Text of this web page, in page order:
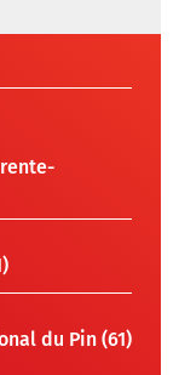
du Pin (61)